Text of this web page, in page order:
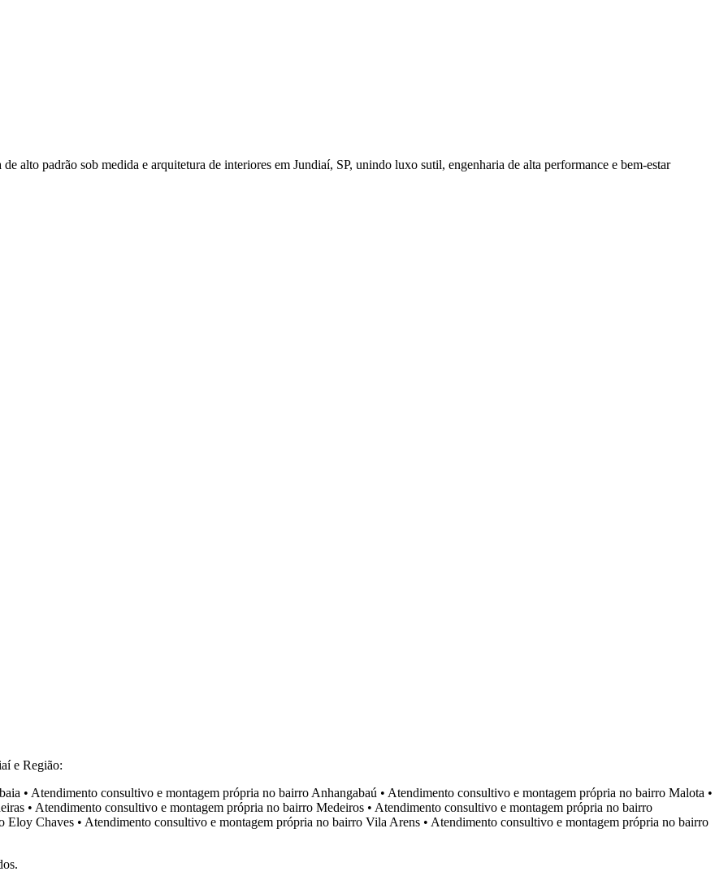
alto padrão sob medida e arquitetura de interiores em Jundiaí, SP, unindo luxo sutil, engenharia de alta performance e bem-estar
e Região:
• Atendimento consultivo e montagem própria no bairro Anhangabaú • Atendimento consultivo e montagem própria no bairro Malota •
• Atendimento consultivo e montagem própria no bairro Medeiros • Atendimento consultivo e montagem própria no bairro
Eloy Chaves • Atendimento consultivo e montagem própria no bairro Vila Arens • Atendimento consultivo e montagem própria no bairro